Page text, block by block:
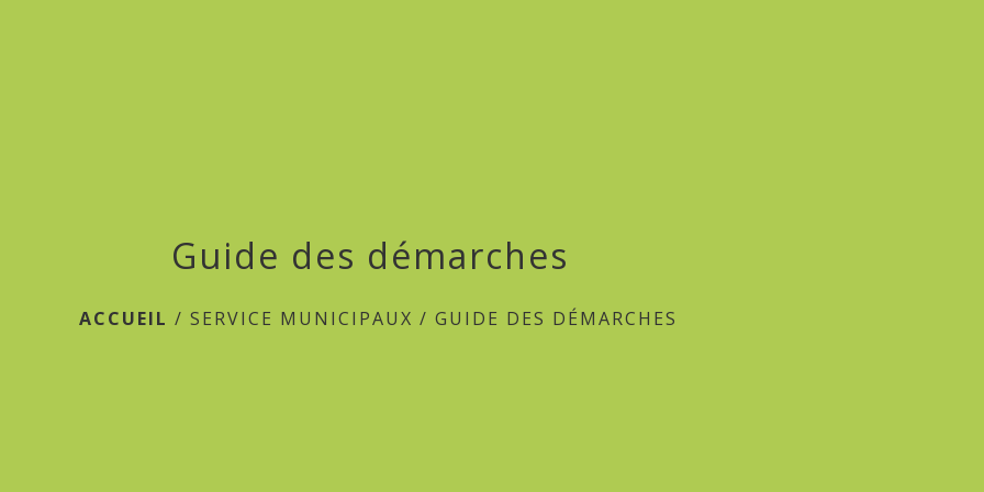
Guide des démarches
ACCUEIL /SERVICE MUNICIPAUX /GUIDE DES DÉMARCHES